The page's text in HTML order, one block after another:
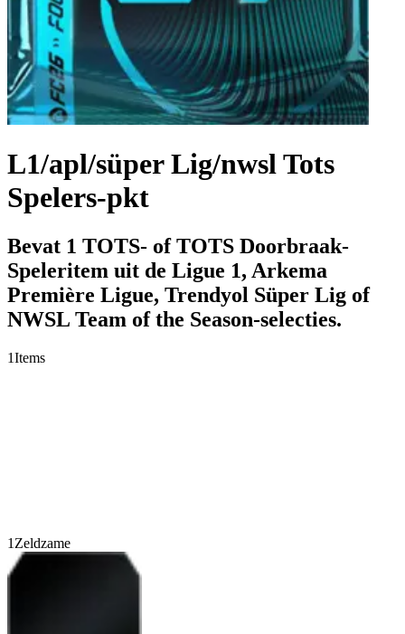
L1/apl/süper Lig/nwsl Tots
Spelers-pkt
Bevat 1 TOTS- of TOTS Doorbraak-
Speleritem uit de Ligue 1, Arkema
Première Ligue, Trendyol Süper Lig of
NWSL Team of the Season-selecties.
1Items
1 Zeldzame